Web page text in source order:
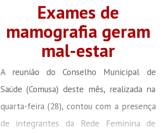
Exames de
mamografia geram
mal-estar
A reunião do Conselho Municipal de
Saúde (Comusa) deste mês, realizada na
quarta-feira (28), contou com a presença
de integrantes da Rede Feminina de